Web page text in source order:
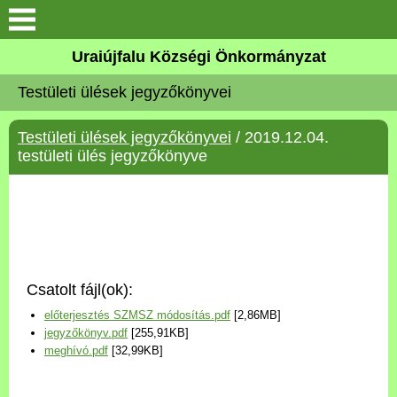
Köszöntő
Elérhetőségek
Uraiújfalu
Választási információk
Versenyképes Járások
Uraiújfalu Községi Önkormányzat
Testületi ülések jegyzőkönyvei
Testületi ülések jegyzőkönyvei / 2019.12.04.
testületi ülés jegyzőkönyve
Csatolt fájl(ok):
előterjesztés SZMSZ módosítás.pdf [2,86MB]
jegyzőkönyv.pdf [255,91KB]
meghívó.pdf [32,99KB]